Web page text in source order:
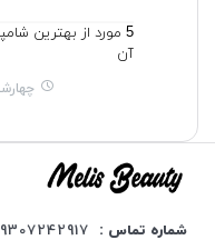
5 مورد از بهترین
آن
چهارشنبه 16
شماره تماس :
- 02166082599